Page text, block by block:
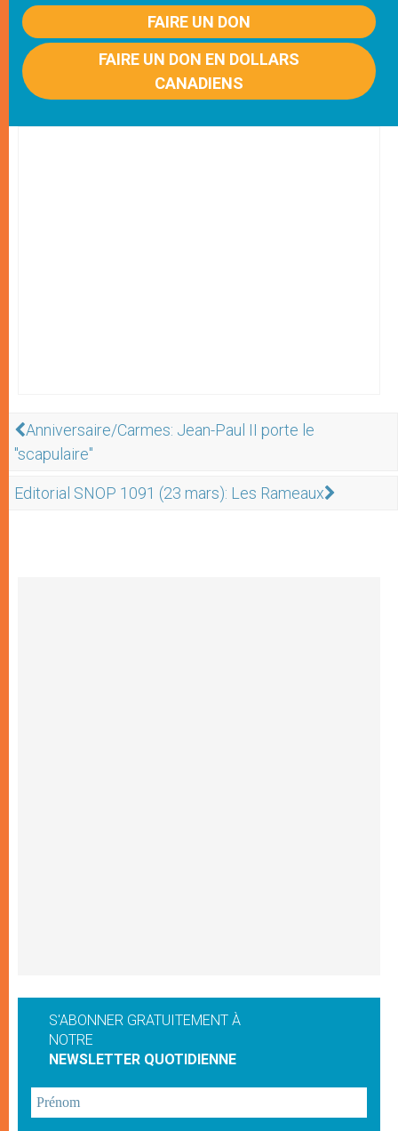
FAIRE UN DON
FAIRE UN DON EN DOLLARS
CANADIENS
Anniversaire/Carmes: Jean-Paul II porte le
"scapulaire"
Editorial SNOP 1091 (23 mars): Les Rameaux
S'ABONNER GRATUITEMENT À
NOTRE
NEWSLETTER QUOTIDIENNE